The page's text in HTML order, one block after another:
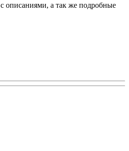
описаниями, а так же подробные